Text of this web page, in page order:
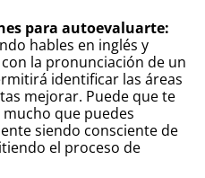
para autoevaluarte:
hables en inglés y
la pronunciación de un
identificar las áreas
mejorar. Puede que te
que puedes
siendo consciente de
el proceso de